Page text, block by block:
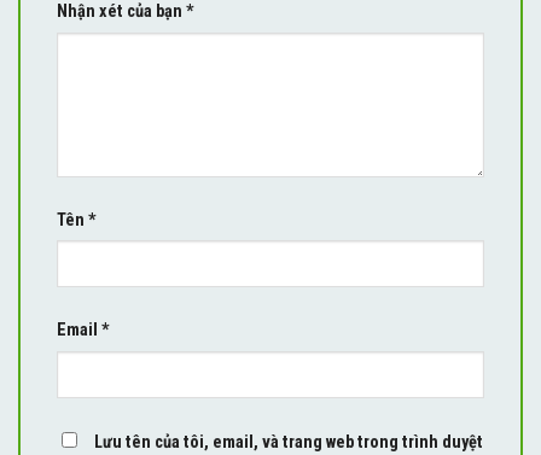
Nhận xét của bạn *
Tên *
Email *
Lưu tên của tôi, email, và trang web trong trình duyệt